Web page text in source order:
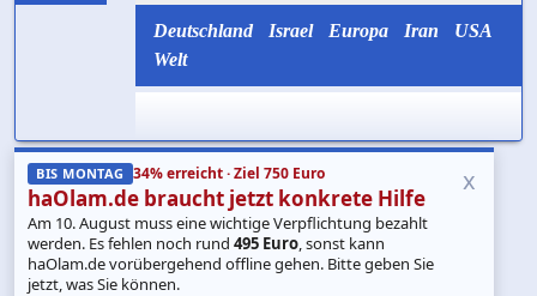
Deutschland Israel Europa Iran
USA
Welt
BIS MONTAG 34% erreicht · Ziel 750 Euro
haOlam.de braucht jetzt konkrete Hilfe
Am 10. August muss eine wichtige Verpflichtung bezahlt
werden. Es fehlen noch rund495 Euro, sonst kann
haOlam.de vorübergehend offline gehen. Bitte geben Sie
jetzt, was Sie können.
x